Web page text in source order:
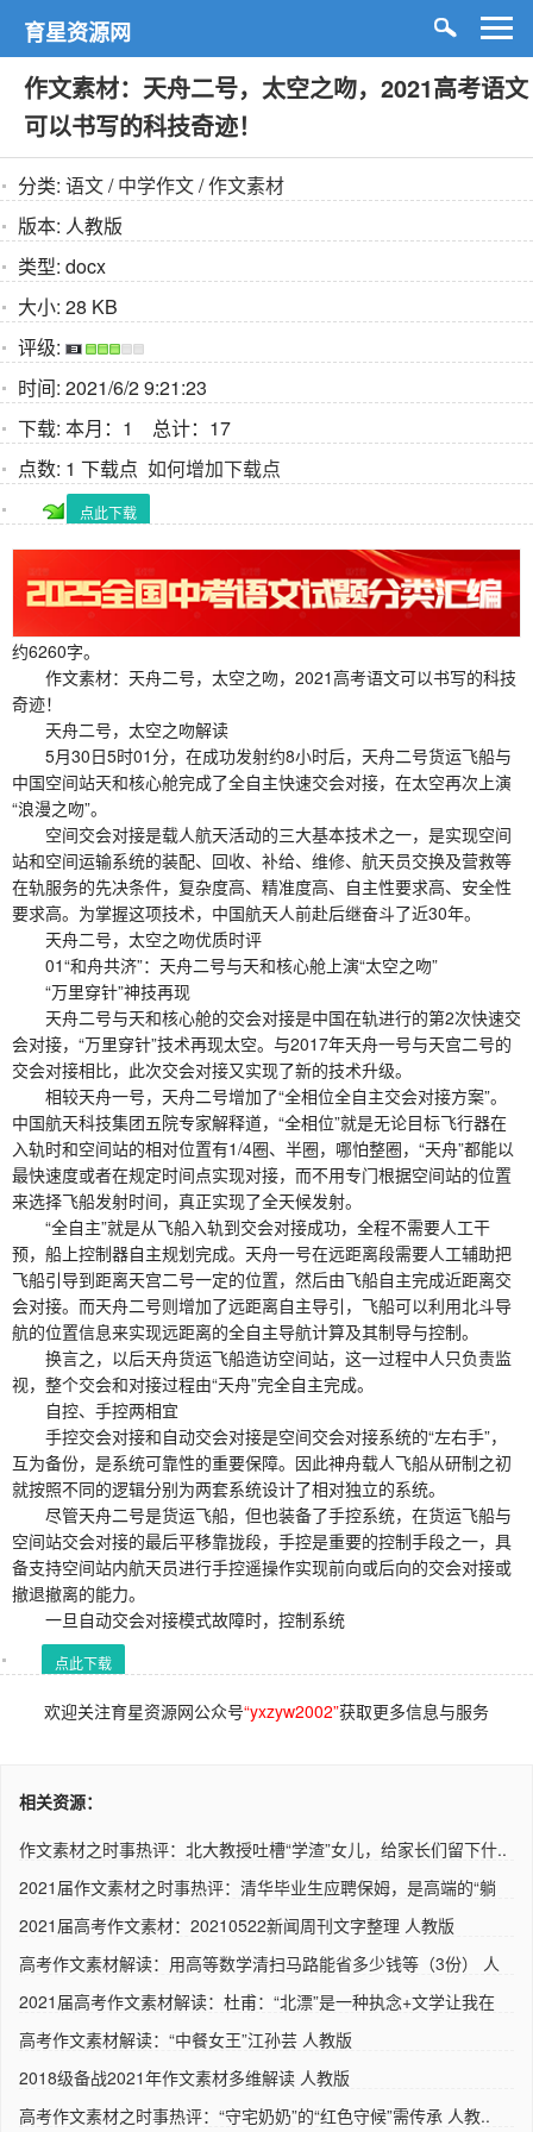
育星资源网
作文素材：天舟二号，太空之吻，2021高考语文
可以书写的科技奇迹！
分类: 语文/中学作文/作文素材
版本: 人教版
类型: docx
大小: 28 KB
评级:
时间: 2021/6/2 9:21:23
下载: 本月：1 总计：17
点数: 1 下载点 如何增加下载点
点此下载
约6260字。
作文素材：天舟二号，太空之吻，2021高考语文可以书写的科技
奇迹！
天舟二号，太空之吻解读
5月30日5时01分，在成功发射约8小时后，天舟二号货运飞船与
中国空间站天和核心舱完成了全自主快速交会对接，在太空再次上演
“浪漫之吻”。
空间交会对接是载人航天活动的三大基本技术之一，是实现空间
站和空间运输系统的装配、回收、补给、维修、航天员交换及营救等
在轨服务的先决条件，复杂度高、精准度高、自主性要求高、安全性
要求高。为掌握这项技术，中国航天人前赴后继奋斗了近30年。
天舟二号，太空之吻优质时评
01“和舟共济”：天舟二号与天和核心舱上演“太空之吻”
“万里穿针”神技再现
天舟二号与天和核心舱的交会对接是中国在轨进行的第2次快速交
会对接，“万里穿针”技术再现太空。与2017年天舟一号与天宫二号的
交会对接相比，此次交会对接又实现了新的技术升级。
相较天舟一号，天舟二号增加了“全相位全自主交会对接方案”。
中国航天科技集团五院专家解释道，“全相位”就是无论目标飞行器在
入轨时和空间站的相对位置有1/4圈、半圈，哪怕整圈，“天舟”都能以
最快速度或者在规定时间点实现对接，而不用专门根据空间站的位置
来选择飞船发射时间，真正实现了全天候发射。
“全自主”就是从飞船入轨到交会对接成功，全程不需要人工干
预，船上控制器自主规划完成。天舟一号在远距离段需要人工辅助把
飞船引导到距离天宫二号一定的位置，然后由飞船自主完成近距离交
会对接。而天舟二号则增加了远距离自主导引，飞船可以利用北斗导
航的位置信息来实现远距离的全自主导航计算及其制导与控制。
换言之，以后天舟货运飞船造访空间站，这一过程中人只负责监
视，整个交会和对接过程由“天舟”完全自主完成。
自控、手控两相宜
手控交会对接和自动交会对接是空间交会对接系统的“左右手”，
互为备份，是系统可靠性的重要保障。因此神舟载人飞船从研制之初
就按照不同的逻辑分别为两套系统设计了相对独立的系统。
尽管天舟二号是货运飞船，但也装备了手控系统，在货运飞船与
空间站交会对接的最后平移靠拢段，手控是重要的控制手段之一，具
备支持空间站内航天员进行手控遥操作实现前向或后向的交会对接或
撤退撤离的能力。
一旦自动交会对接模式故障时，控制系统
点此下载
欢迎关注育星资源网公众号“yxzyw2002”获取更多信息与服务
相关资源：
作文素材之时事热评：北大教授吐槽“学渣”女儿，给家长们留下什..
2021届作文素材之时事热评：清华毕业生应聘保姆，是高端的“躺
2021届高考作文素材：20210522新闻周刊文字整理 人教版
高考作文素材解读：用高等数学清扫马路能省多少钱等（3份） 人
2021届高考作文素材解读：杜甫：“北漂”是一种执念+文学让我在
高考作文素材解读：“中餐女王”江孙芸 人教版
2018级备战2021年作文素材多维解读 人教版
高考作文素材之时事热评：“守宅奶奶”的“红色守候”需传承 人教..